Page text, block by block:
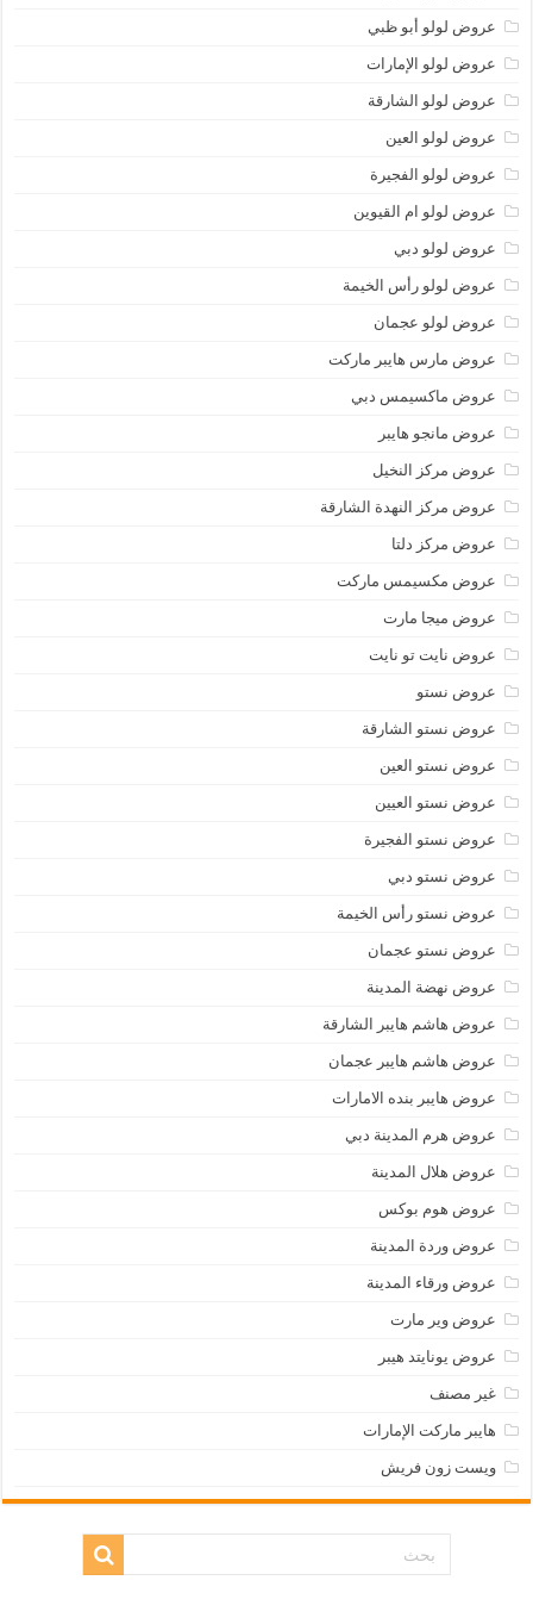
عروض لولو أبو ظبي
عروض لولو الإمارات
عروض لولو الشارقة
عروض لولو العين
عروض لولو الفجيرة
عروض لولو ام القيوين
عروض لولو دبي
عروض لولو رأس الخيمة
عروض لولو عجمان
عروض مارس هايبر ماركت
عروض ماكسيمس دبي
عروض مانجو هايبر
عروض مركز النخيل
عروض مركز النهدة الشارقة
عروض مركز دلتا
عروض مكسيمس ماركت
عروض ميجا مارت
عروض نايت تو نايت
عروض نستو
عروض نستو الشارقة
عروض نستو العين
عروض نستو العيين
عروض نستو الفجيرة
عروض نستو دبي
عروض نستو رأس الخيمة
عروض نستو عجمان
عروض نهضة المدينة
عروض هاشم هايبر الشارقة
عروض هاشم هايبر عجمان
عروض هايبر بنده الامارات
عروض هرم المدينة دبي
عروض هلال المدينة
عروض هوم بوكس
عروض وردة المدينة
عروض ورقاء المدينة
عروض وير مارت
عروض يونايتد هيبر
غير مصنف
هايبر ماركت الإمارات
ويست زون فريش